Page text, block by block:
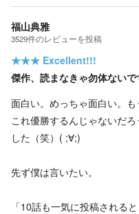
福山典雅
3529件のレビューを投稿
★★★ Excellent!!!
傑作、読まなきゃ勿体ない
面白い。めっちゃ面白い。
これ優勝するんじゃないだ
した（笑）( ;∀;)
先ず僕は言いたい。
「10話も一気に投稿される